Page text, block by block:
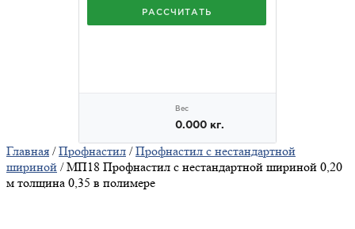
Главная /Профнастил /Профнастил с нестандартной
шириной / МП18 Профнастил с нестандартной шириной 0,20
м толщина 0,35 в полимере